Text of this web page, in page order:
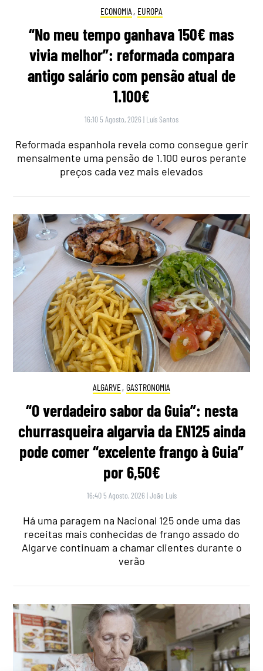
ECONOMIA , EUROPA
“No meu tempo ganhava 150€ mas
vivia melhor”: reformada compara
antigo salário com pensão atual de
1.100€
16:10 5 Agosto, 2026 | Luís Santos
Reformada espanhola revela como consegue gerir
mensalmente uma pensão de 1.100 euros perante
preços cada vez mais elevados
ALGARVE, GASTRONOMIA
“O verdadeiro sabor da Guia”: nesta
churrasqueira algarvia da EN125 ainda
pode comer “excelente frango à Guia”
por 6,50€
16:40 5 Agosto, 2026 |João Luís
Há uma paragem na Nacional 125 onde uma das
receitas mais conhecidas de frango assado do
Algarve continuam a chamar clientes durante o
verão